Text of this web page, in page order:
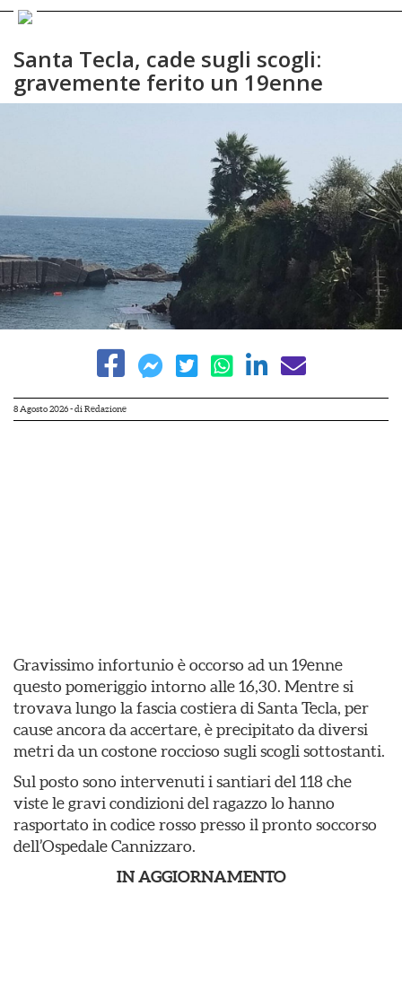
Santa Tecla, cade sugli scogli:
gravemente ferito un 19enne
8 Agosto 2026- di Redazione
Gravissimo infortunio è occorso ad un 19enne
questo pomeriggio intorno alle 16,30. Mentre si
trovava lungo la fascia costiera di Santa Tecla, per
cause ancora da accertare, è precipitato da diversi
metri da un costone roccioso sugli scogli sottostanti.
Sul posto sono intervenuti i santiari del 118 che
viste le gravi condizioni del ragazzo lo hanno
rasportato in codice rosso presso il pronto soccorso
dell’Ospedale Cannizzaro.
IN AGGIORNAMENTO